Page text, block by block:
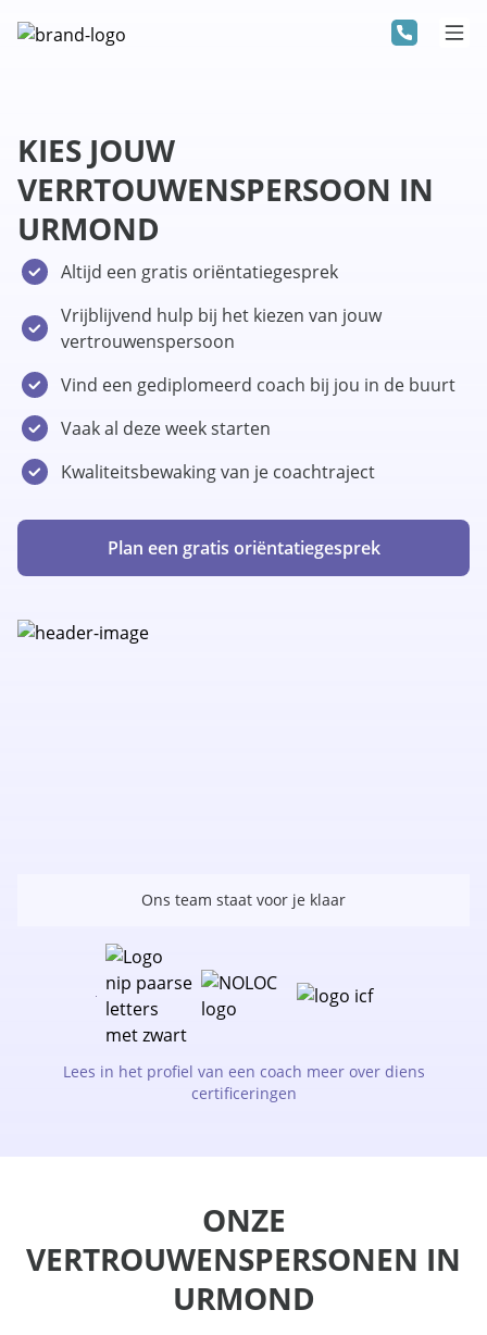
KIES JOUW
VERRTOUWENSPERSOON IN
URMOND
Altijd een gratis oriëntatiegesprek
Vrijblijvend hulp bij het kiezen van jouw
vertrouwenspersoon
Vind een gediplomeerd coach bij jou in de buurt
Vaak al deze week starten
Kwaliteitsbewaking van je coachtraject
Plan een gratis oriëntatiegesprek
Ons team staat voor je klaar
Lees in het profiel van een coach meer over diens
certificeringen
ONZE
VERTROUWENSPERSONEN IN
URMOND